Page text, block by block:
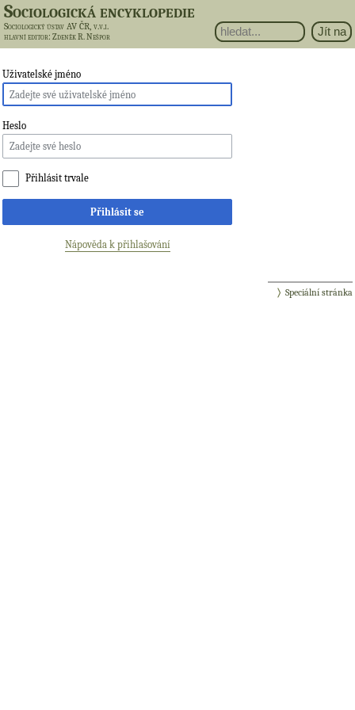
Sociologická encyklopedie
Sociologický ústav AV ČR, v.v.i.
hlavní editor: Zdeněk R. Nešpor
Uživatelské jméno
Heslo
Přihlásit trvale
Přihlásit se
Nápověda k přihlašování
Speciální stránka